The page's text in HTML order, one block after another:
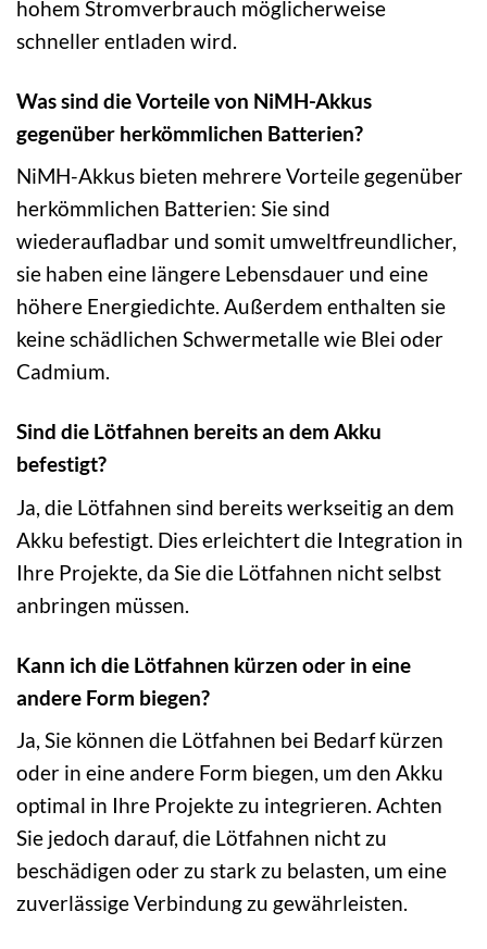
hohem Stromverbrauch möglicherweise
schneller entladen wird.
Was sind die Vorteile von NiMH-Akkus
gegenüber herkömmlichen Batterien?
NiMH-Akkus bieten mehrere Vorteile gegenüber
herkömmlichen Batterien: Sie sind
wiederaufladbar und somit umweltfreundlicher,
sie haben eine längere Lebensdauer und eine
höhere Energiedichte. Außerdem enthalten sie
keine schädlichen Schwermetalle wie Blei oder
Cadmium.
Sind die Lötfahnen bereits an dem Akku
befestigt?
Ja, die Lötfahnen sind bereits werkseitig an dem
Akku befestigt. Dies erleichtert die Integration in
Ihre Projekte, da Sie die Lötfahnen nicht selbst
anbringen müssen.
Kann ich die Lötfahnen kürzen oder in eine
andere Form biegen?
Ja, Sie können die Lötfahnen bei Bedarf kürzen
oder in eine andere Form biegen, um den Akku
optimal in Ihre Projekte zu integrieren. Achten
Sie jedoch darauf, die Lötfahnen nicht zu
beschädigen oder zu stark zu belasten, um eine
zuverlässige Verbindung zu gewährleisten.